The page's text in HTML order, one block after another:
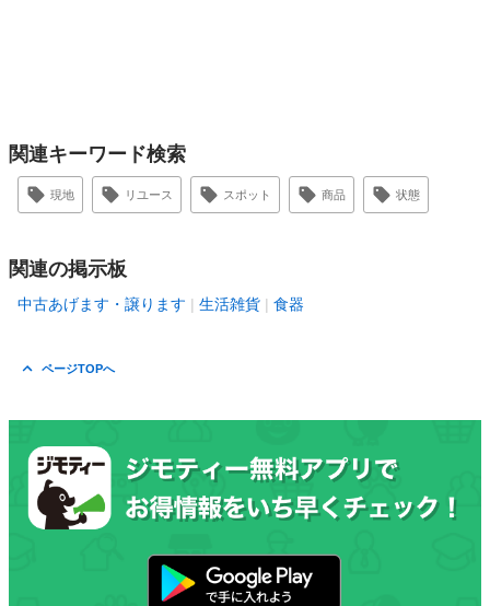
関連キーワード検索
現地 リユース スポット 商品 状態
関連の掲示板
中古あげます・譲ります 生活雑貨 食器
ページTOPへ